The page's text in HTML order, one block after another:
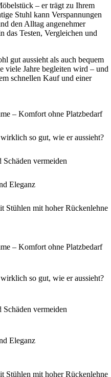
– er trägt zu Ihrem
Stuhl kann Verspannungen
den Alltag angenehmer
das Testen, Vergleichen und
gut aussieht als auch bequem
viele Jahre begleiten wird – und
schnellen Kauf und einer
– Komfort ohne Platzbedarf
so gut, wie er aussieht?
vermeiden
Eleganz
Stühlen mit hoher Rückenlehne
– Komfort ohne Platzbedarf
so gut, wie er aussieht?
vermeiden
Eleganz
Stühlen mit hoher Rückenlehne